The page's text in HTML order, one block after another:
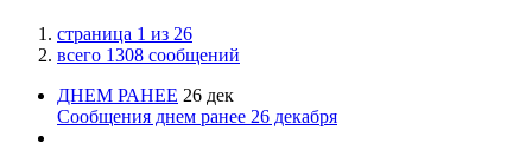
страница 1 из 26
всего 1308 сообщений
ДНЕМ РАНЕЕ 26 дек
Сообщения днем ранее 26 декабря